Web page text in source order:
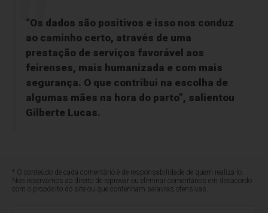
“Os dados são positivos e isso nos conduz
ao caminho certo, através de uma
prestação de serviços favorável aos
feirenses, mais humanizada e com mais
segurança. O que contribui na escolha de
algumas mães na hora do parto”, salientou
Gilberte Lucas.
* O conteúdo de cada comentário é de responsabilidade de quem realizá-lo.
Nos reservamos ao direito de reprovar ou eliminar comentários em desacordo
com o propósito do site ou que contenham palavras ofensivas.